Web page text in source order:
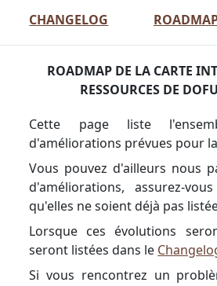
CHANGELOG
ROADMAP DE LA CARTE
RESSOURCES DE
Cette page liste
d'améliorations prévues pour
Vous pouvez d'ailleurs nous
d'améliorations, assurez-
qu'elles ne soient déjà pas
Lorsque ces évolutions
seront listées dans le
Si vous rencontrez un